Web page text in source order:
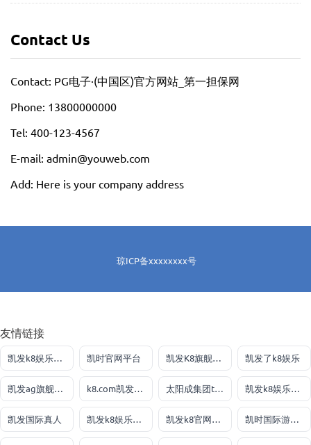
Contact Us
Contact: PG电子·(中国区)官方网站_第一担保网
Phone: 13800000000
Tel: 400-123-4567
E-mail: admin@youweb.com
Add: Here is your company address
琼ICP备xxxxxxxx号
友情链接
凯发k8娱乐大厅 凯时官网平台 凯发K8旗舰厅APP官方 凯发了k8娱乐
凯发ag旗舰厅官网 k8.com凯发下载手机app 太阳成集团tyc151cc 凯发k8娱乐最新登录地址
凯发国际真人 凯发k8娱乐官网 凯发k8官网娱乐真人 凯时国际游戏登录入口